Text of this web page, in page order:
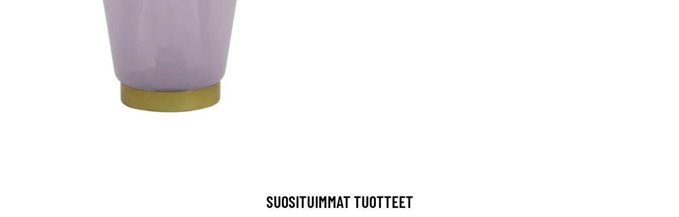
SUOSITUIMMAT TUOTTEET